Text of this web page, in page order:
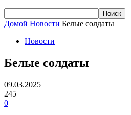
Домой Новости Белые солдаты
Новости
Белые солдаты
09.03.2025
245
0